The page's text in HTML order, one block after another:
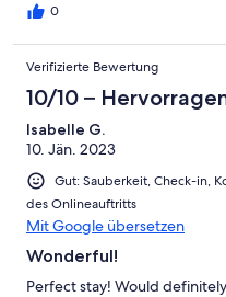
0
Verifizierte Bewertung
10/10 –
Isabelle G.
10. Jän. 2023
Gut: Sauberkeit, Check-in,
des Onlineauftritts
Mit Google übersetzen
Wonderful!
Perfect stay! Would